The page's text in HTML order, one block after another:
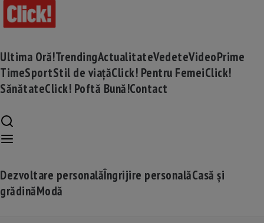
Ultima Oră!TrendingActualitateVedeteVideoPrime
TimeSportStil de viațăClick! Pentru FemeiClick!
SănătateClick! Poftă Bună!Contact
Dezvoltare personalăÎngrijire personalăCasă și
grădinăModă